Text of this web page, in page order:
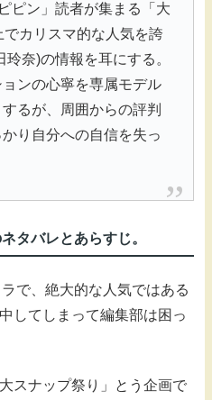
ピン」読者が集まる「大
カリスマ的な人気を誇
奈)の情報を耳にする。
ンの心寧を専属モデル
るが、周囲からの評判
り自分への自信を失っ
タバレとあらすじ。
で、絶大的な人気ではある
してしまって編集部は困っ
スナップ祭り」とう企画で